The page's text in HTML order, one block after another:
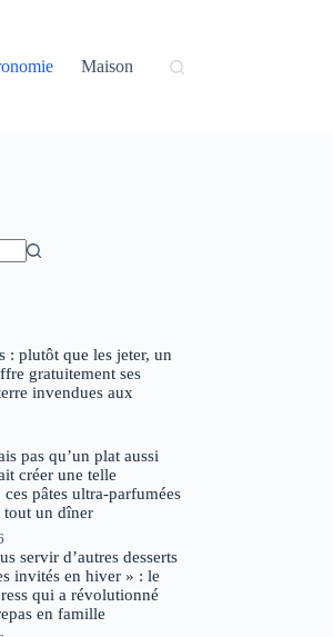
Maison
: plutôt que les jeter, un
gratuitement ses
invendues aux
pas qu’un plat aussi
créer une telle
pâtes ultra-parfumées
tout un dîner
servir d’autres desserts
invités en hiver » : le
qui a révolutionné
en famille